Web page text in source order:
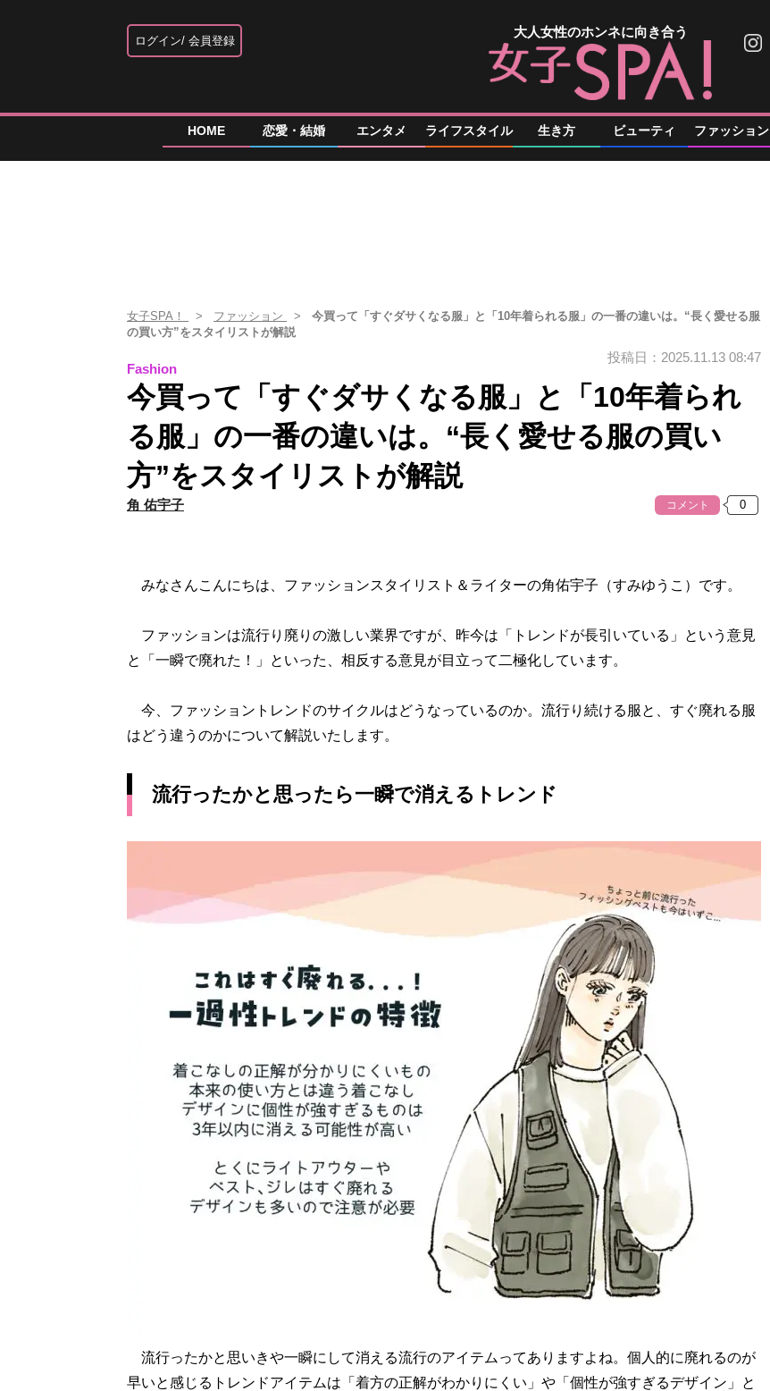
ログイン 会員登録
大人女性のホンネに向き合う
HOME 恋愛・結婚 エンタメ ライフスタイル 生き方 ビューティ ファッション
女子SPA！ ファッション
今買って「すぐダサくなる服」と「10年着られる服」の一番の違いは。“長く愛せる服
の買い方”をスタイリストが解説
Fashion
投稿日：2025.11.13 08:47
今買って「すぐダサくなる服」と「10年着られ
る服」の一番の違いは。“長く愛せる服の買い
方”をスタイリストが解説
角 佑宇子 コメント
みなさんこんにちは、ファッションスタイリスト＆ライターの角佑宇子（すみゆうこ）です。
ファッションは流行り廃りの激しい業界ですが、昨今は「トレンドが長引いている」という意見
と「一瞬で廃れた！」といった、相反する意見が目立って二極化しています。
今、ファッショントレンドのサイクルはどうなっているのか。流行り続ける服と、すぐ廃れる服
はどう違うのかについて解説いたします。
流行ったかと思ったら一瞬で消えるトレンド
流行ったかと思いきや一瞬にして消える流行のアイテムってありますよね。個人的に廃れるのが
早いと感じるトレンドアイテムは「着方の正解がわかりにくい」や「個性が強すぎるデザイン」と